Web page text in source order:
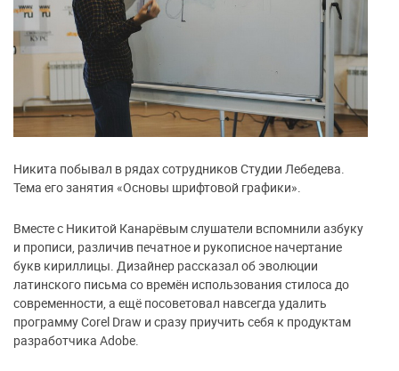
Никита побывал в рядах сотрудников Студии Лебедева.
Тема его занятия «Основы шрифтовой графики».
Вместе с Никитой Канарёвым слушатели вспомнили азбуку
и прописи, различив печатное и рукописное начертание
букв кириллицы. Дизайнер рассказал об эволюции
латинского письма со времён использования стилоса до
современности, а ещё посоветовал навсегда удалить
программу Corel Draw и сразу приучить себя к продуктам
разработчика Adobe.